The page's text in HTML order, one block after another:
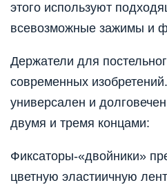
этого используют
всевозможные зажимы и
Держатели для
современных
универсален и
двумя и тремя концами:
Фиксаторы-«двойники»
цветную эластиичную